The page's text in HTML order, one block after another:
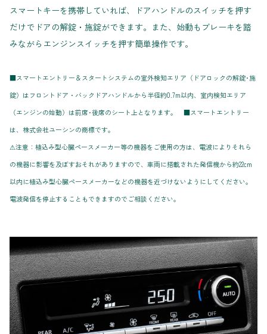
スマートキーを携帯していれば、ドアハンドルのスイッチを押す
だけでドアの解錠・施錠ができます。また、始動もブレーキを踏
みながらエンジンスイッチを押す簡単操作です。
■スマートエントリー＆スタートシステムの室外検知エリア（ドアロックの解錠･施
錠）はフロントドア・バックドアハンドルから半径約0.7m以内、室内検知エリア
（エンジンの始動）は前席･後席のシート上となります。 ■スマートエントリー
は、株式会社ユーシンの商標です。
⚠注意：植込み型心臓ペースメーカー等の機器をご使用の方は、電波によりそれら
の機器に影響を及ぼすおそれがありますので、車両に搭載された発信機から約22cm
以内に植込み型心臓ペースメーカーなどの機器を近づけないようにしてください。
電波発信を停止することもできますのでご相談ください。